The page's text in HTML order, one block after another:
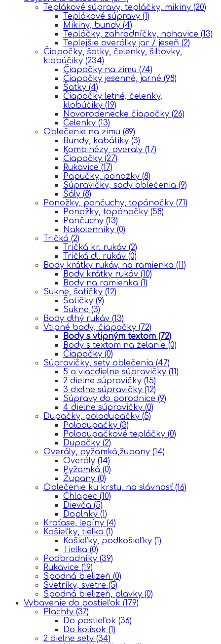
Teplákové súpravy, tepláčky, mikiny (20)
Teplákové súpravy (1)
Mikiny, bundy (4)
Tepláčky, zahradníčky, nohavice (13)
Teplejšie overálky jar / jeseň (2)
Čiapočky, šatky, čelenky, šiltovky,
klobúčiky (234)
Čiapočky na zimu (74)
Čiapočky jesenné, jarné (98)
Šatky (4)
Čiapočky letné, čelenky,
klobúčiky (19)
Novorodenecke čiapočky (26)
Čelenky (13)
Oblečenie na zimu (89)
Bundy, kabátiky (3)
Kombinézy, overaly (17)
Čiapočky (27)
Rukavice (17)
Papučky, ponožky (8)
Súpravičky, sady oblečenia (9)
Šály (8)
Ponožky, pančuchy, topánočky (71)
Ponožky, topánočky (58)
Pančuchy (13)
Nakolenniky (0)
Tričká (2)
Tričká kr. rukáv (2)
Tričká dl. rukáv (0)
Body krátky rukáv, na ramienka (11)
Body krátky rukáv (10)
Body na ramienka (1)
Sukne, šatičky (12)
Šatičky (9)
Sukne (3)
Body dlhý rukáv (13)
Vtipné body, čiapočky (72)
Body s vtipným textom (72)
Body s textom na želanie (0)
Čiapočky (0)
Súpravičky, sety oblečenia (47)
5 a viacdielne súpravičky (11)
2 dielne súpravičky (15)
3 dielne súpravičky (12)
Súpravy do porodnice (9)
4 dielne súpravičky (0)
Dupačky, polodupačky (5)
Polodupačky (3)
Polodupačkové tepláčky (0)
Dupačky (2)
Overály, pyžamká,župany (14)
Overály (14)
Pyžamká (0)
Župany (0)
Oblečenie ku krstu, na slávnosť (16)
Chlapec (10)
Dievča (5)
Doplnky (1)
Kraťase, legíny (4)
Košieľky, tielka (1)
Košieľky, podkošieľky (1)
Tielka (0)
Podbradníky (39)
Rukavice (19)
Spodná bielizeň (0)
Svetríky, svetre (5)
Spodná bielizeň, plavky (0)
Vybavenie do postieľok (179)
Plachty (37)
Do postieľok (36)
Do kolísok (1)
2 dielne sety (34)